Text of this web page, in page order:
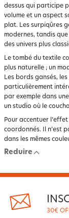
dessus qui participe
volume et un aspect
plat. Les surpiqûres
modernes, tandis
des univers plus
Le tombé du textile
plus naturelle ; un
Les bords gansés,
particulièrement
par exemple dans
un studio où le
Pour accentuer
coordonnés. Il n’est
dans les mêmes
est imprimé, gardez
longtemps
L’entretien est un
Reduire
30€